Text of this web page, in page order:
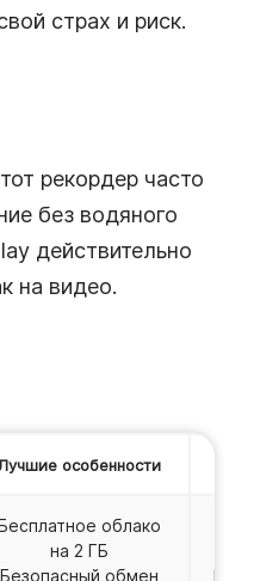
страх и риск.
рекордер часто
без водяного
действительно
на видео.
особенности
облако
на 2 ГБ
Безопасный обмен
Нет